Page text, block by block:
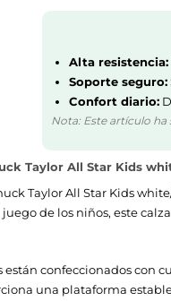
Alta resistencia:
Soporte seguro:
Confort diario:
Nota: Este artículo ha
Taylor All Star Kids
Taylor All Star Kids
de los niños, este
están confeccionados con
una plataforma